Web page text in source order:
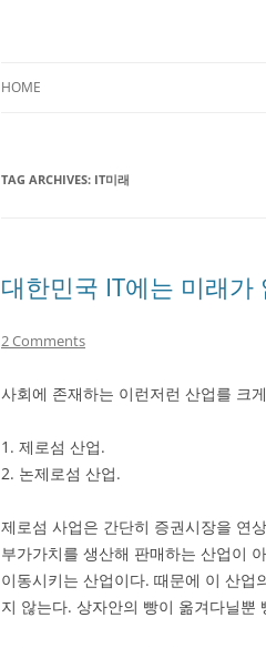
HOME
TAG ARCHIVES: IT미래
대한민국 IT에는 미래
2 Comments
사회에 존재하는 이런저런 산업를 크
1. 제로섬 산업.
2. 논제로섬 산업.
제로섬 사업은 간단히 증권시장을 연
부가가치를 생산해 판매하는 산업이
이동시키는 산업이다. 때문에 이 산업
지 않는다. 상자안의 빵이 옮겨다닐뿐